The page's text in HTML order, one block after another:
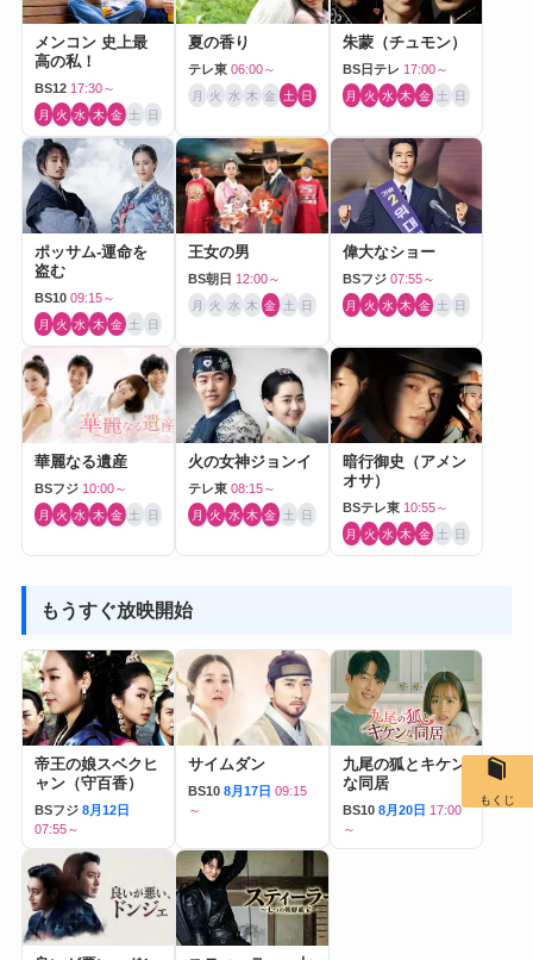
メンコン 史上最
高の私！
BS12 17:30～
月 火 水 木 金 土 日
夏の香り
テレ東 06:00～
月 火 水 木 金 土 日
朱蒙（チュモン）
BS日テレ 17:00～
月 火 水 木 金 土 日
ポッサム-運命を
盗む
BS10 09:15～
月 火 水 木 金 土 日
王女の男
BS朝日 12:00～
月 火 水 木 金 土 日
偉大なショー
BSフジ 07:55～
月 火 水 木 金 土 日
華麗なる遺産
BSフジ 10:00～
月 火 水 木 金 土 日
火の女神ジョンイ
テレ東 08:15～
月 火 水 木 金 土 日
暗行御史（アメン
オサ）
BSテレ東 10:55～
月 火 水 木 金 土 日
もうすぐ放映開始
帝王の娘スベクヒ
ャン（守百香）
BSフジ 8月12日
07:55～
サイムダン
BS10 8月17日 09:15
～
九尾の狐とキケン
な同居
BS10 8月20日 17:00
～
もくじ